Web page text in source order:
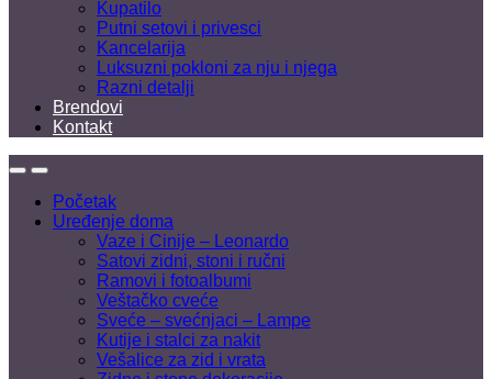
Kupatilo
Putni setovi i privesci
Kancelarija
Luksuzni pokloni za nju i njega
Razni detalji
Brendovi
Kontakt
Početak
Uređenje doma
Vaze i Cinije – Leonardo
Satovi zidni, stoni i ručni
Ramovi i fotoalbumi
Veštačko cveće
Sveće – svećnjaci – Lampe
Kutije i stalci za nakit
Vešalice za zid i vrata